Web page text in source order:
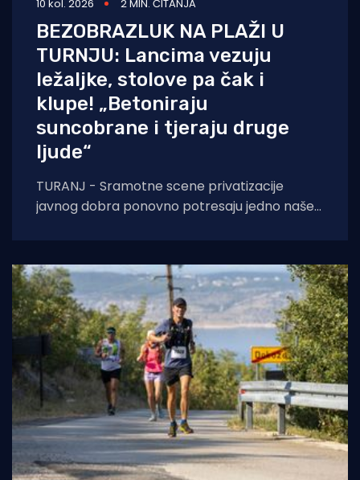
10 kol. 2026 2 MIN. ČITANJA
BEZOBRAZLUK NA PLAŽI U
TURNJU: Lancima vezuju
ležaljke, stolove pa čak i
klupe! „Betoniraju
suncobrane i tjeraju druge
ljude“
TURANJ - Sramotne scene privatizacije
javnog dobra ponovno potresaju jedno naše